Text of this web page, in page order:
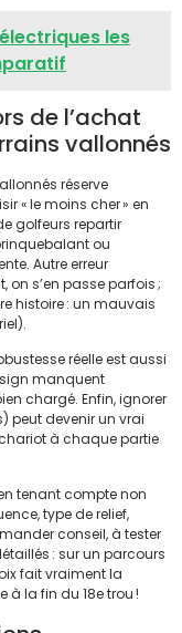
les
de l’achat
vallonnés
réserve
« le moins cher » en
golfeurs repartir
ou
Autre erreur
on s’en passe parfois ;
histoire : un mauvais
réelle est aussi
manquent
chargé. Enfin, ignorer
peut devenir un vrai
à chaque partie
tenant compte non
type de relief,
conseil, à tester
: sur un parcours
fait vraiment la
à la fin du 18e trou !